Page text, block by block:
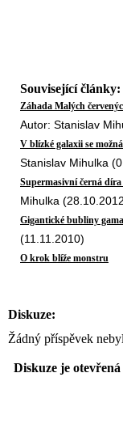
Související články:
Záhada Malých
Autor: Stanislav
V blízké galaxii se
Stanislav Mihulka
Supermasivní černá
Mihulka
Gigantické bubliny
(11.11.2010)
O krok blíže monstru
Diskuze:
Žádný příspěvek
Diskuze je